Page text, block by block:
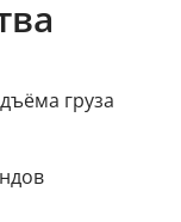
груза